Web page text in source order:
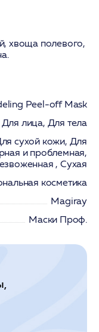
хвоща полевого,
Peel-off Mask
Для лица, Для тела
сухой кожи, Для
и проблемная,
, Сухая
косметика
Magiray
Маски Проф.